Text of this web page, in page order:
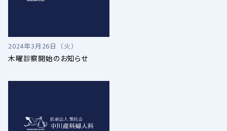
2024年3月26日（火）
木曜診察開始のお知らせ